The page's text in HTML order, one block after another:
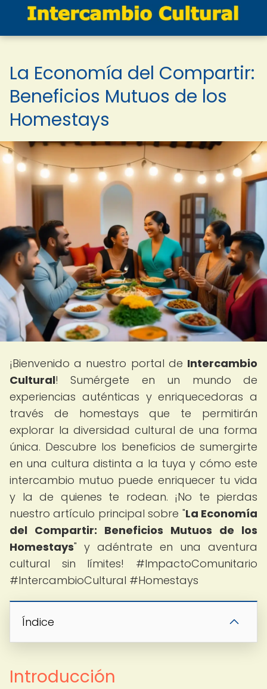
La Economía del Compartir:
Beneficios Mutuos de los
Homestays
¡Bienvenido a nuestro portal de Intercambio
Cultural! Sumérgete en un mundo de
experiencias auténticas y enriquecedoras a
través de homestays que te permitirán
explorar la diversidad cultural de una forma
única. Descubre los beneficios de sumergirte
en una cultura distinta a la tuya y cómo este
intercambio mutuo puede enriquecer tu vida
y la de quienes te rodean. ¡No te pierdas
nuestro artículo principal sobre "La Economía
del Compartir: Beneficios Mutuos de los
Homestays" y adéntrate en una aventura
cultural sin límites! #ImpactoComunitario
#IntercambioCultural #Homestays
Índice
Introducción